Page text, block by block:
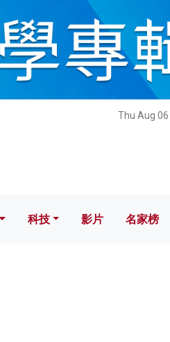
Thu Aug
科技 影片 名家
科技 影片 名家榜